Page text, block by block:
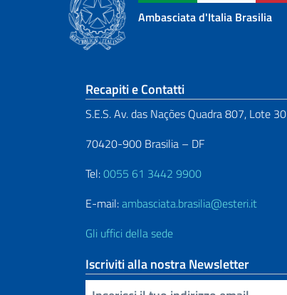
Ambasciata d'Italia Brasilia
Sezione footer
Recapiti e Contatti
S.E.S. Av. das Nações Quadra 807, Lote 30
70420-900 Brasilia – DF
Tel:0055 61 3442 9900
E-mail:ambasciata.brasilia@esteri.it
Gli uffici della sede
Iscriviti alla nostra Newsletter